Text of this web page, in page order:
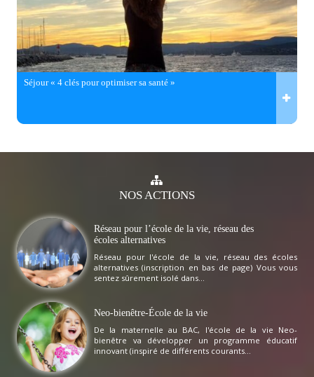
Séjour « 4 clés pour optimiser sa santé »
NOSACTIONS
Réseau pour l’école de la vie, réseau des
écoles alternatives
Réseau pour l'école de la vie, réseau des écoles
alternatives (inscription en bas de page) Vous vous
sentez sûrement isolé dans...
Neo-bienêtre-École de la vie
De la maternelle au BAC, l'école de la vie Neo-
bienêtre va développer un programme éducatif
innovant (inspiré de différents courants...